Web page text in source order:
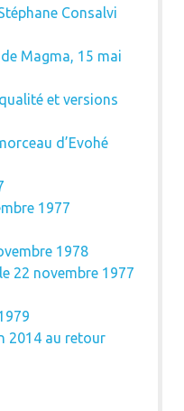
Consalvi
Magma, 15 mai
et versions
d’Evohé
1977
1978
22 novembre 1977
2014 au retour